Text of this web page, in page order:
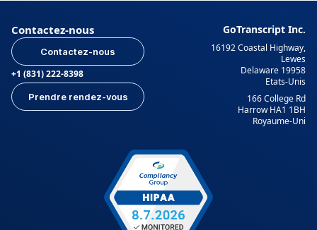
Contactez-nous
Contactez-nous
+1 (831) 222-8398
Prendre rendez-vous
GoTranscript Inc.
16192 Coastal Highway,
Lewes
Delaware 19958
Etats-Unis
166 College Rd
Harrow HA1 1BH
Royaume-Uni